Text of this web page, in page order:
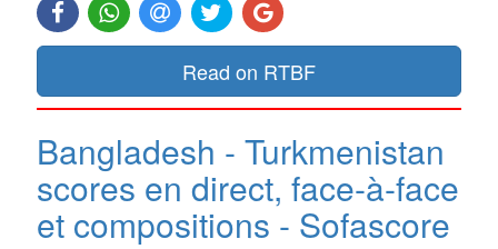
Read on RTBF
Bangladesh - Turkmenistan
scores en direct, face-à-face
et compositions - Sofascore